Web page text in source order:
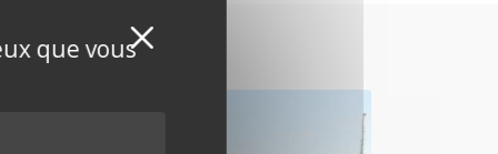
que vousXMasquer le bandeau